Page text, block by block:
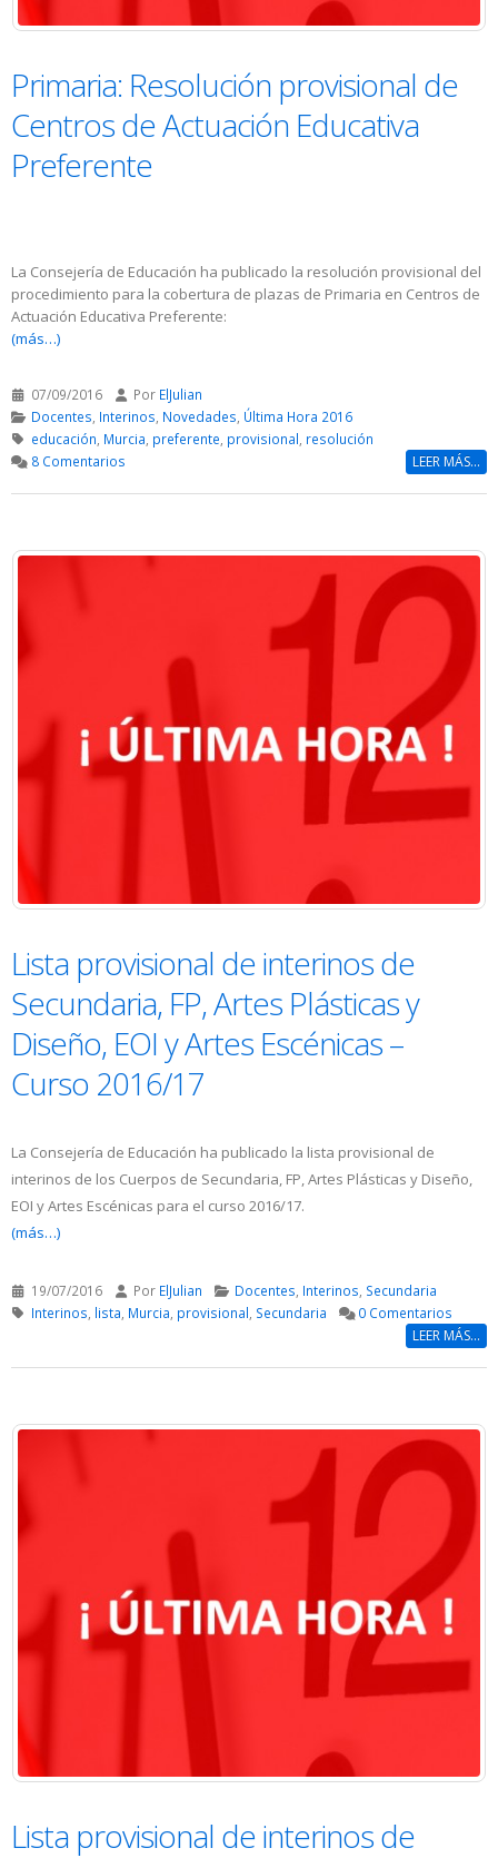
Primaria: Resolución provisional de
Centros de Actuación Educativa
Preferente
La Consejería de Educación ha publicado la resolución provisional del
procedimiento para la cobertura de plazas de Primaria en Centros de
Actuación Educativa Preferente:
(más…)
07/09/2016 Por ElJulian
Docentes Interinos Novedades Última Hora 2016
educación Murcia preferente provisional resolución
8 Comentarios
LEER MÁS...
Lista provisional de interinos de
Secundaria, FP, Artes Plásticas y
Diseño, EOI y Artes Escénicas –
Curso 2016/17
La Consejería de Educación ha publicado la lista provisional de
interinos de los Cuerpos de Secundaria, FP, Artes Plásticas y Diseño,
EOI y Artes Escénicas para el curso 2016/17.
(más…)
19/07/2016 Por ElJulian Docentes Interinos Secundaria
Interinos lista Murcia provisional Secundaria 0 Comentarios
LEER MÁS...
Lista provisional de interinos de